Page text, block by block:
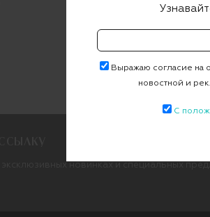
Выражаю согласие на
новостной и
С